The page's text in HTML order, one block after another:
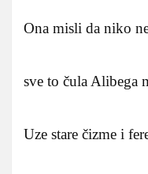
Ona misli da niko
sve to čula Alibega
Uze stare čizme i